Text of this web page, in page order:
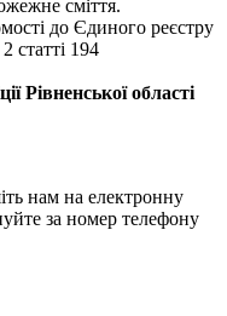
сміття.
до Єдиного реєстру
статті 194
Рівненської області
нам на електронну
за номер телефону